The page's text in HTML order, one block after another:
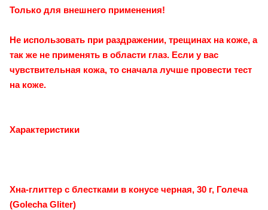
Только для внешнего применения!
Не использовать при раздражении, трещинах на коже, а
так же не применять в области глаз. Если у вас
чувствительная кожа, то сначала лучше провести тест
на коже.
Характеристики
Хна-глиттер с блестками в конусе черная, 30 г, Голеча
(Golecha Gliter)